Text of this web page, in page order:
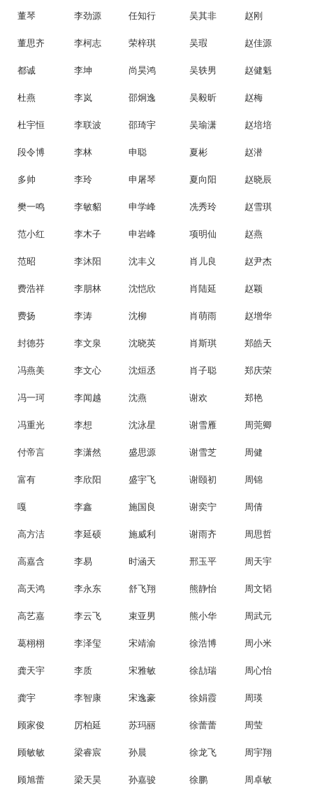
董琴 李劲源 任知行 吴其非 赵刚
董思齐 李柯志 荣梓琪 吴瑕 赵佳源
都诚 李坤 尚昊鸿 吴轶男 赵健魁
杜燕 李岚 邵炯逸 吴毅昕 赵梅
杜宇恒 李联波 邵琦宇 吴瑜潇 赵培培
段令博 李林 申聪 夏彬 赵潜
多帅 李玲 申屠琴 夏向阳 赵晓辰
樊一鸣 李敏貂 申学峰 冼秀玲 赵雪琪
范小红 李木子 申岩峰 项明仙 赵燕
范昭 李沐阳 沈丰义 肖儿良 赵尹杰
费浩祥 李朋林 沈恺欣 肖陆延 赵颖
费扬 李涛 沈柳 肖萌雨 赵增华
封德芬 李文泉 沈晓英 肖斯琪 郑皓天
冯燕美 李文心 沈烜丞 肖子聪 郑庆荣
冯一珂 李闻越 沈燕 谢欢 郑艳
冯重光 李想 沈泳星 谢雪雁 周莞卿
付帝言 李潇然 盛思源 谢雪芝 周健
富有 李欣阳 盛宇飞 谢颐初 周锦
嘎 李鑫 施国良 谢奕宁 周倩
高方洁 李延硕 施威利 谢雨齐 周思哲
高嘉含 李易 时涵天 邢玉平 周天宇
高天鸿 李永东 舒飞翔 熊静怡 周文韬
高艺嘉 李云飞 束亚男 熊小华 周武元
葛栩栩 李泽玺 宋靖渝 徐浩博 周小米
龚天宇 李质 宋雅敏 徐劼瑞 周心怡
龚宇 李智康 宋逸豪 徐娟霞 周瑛
顾家俊 厉柏延 苏玛丽 徐蕾蕾 周莹
顾敏敏 梁睿宸 孙晨 徐龙飞 周宇翔
顾旭蕾 梁天昊 孙嘉骏 徐鹏 周卓敏